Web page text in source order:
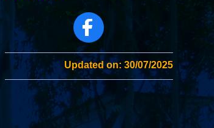
Updated on: 30/07/2025